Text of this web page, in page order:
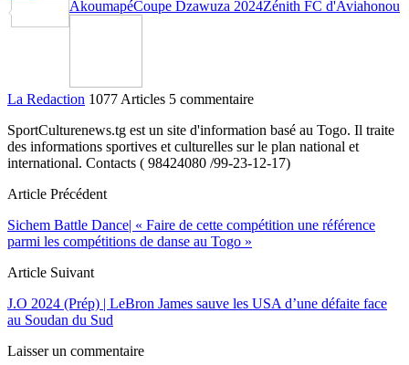
Partager
AkoumapéCoupe Dzawuza 2024Zénith FC d'Aviahonou
La Redaction 1077 Articles 5 commentaire
SportCulturenews.tg est un site d'information basé au Togo. Il traite
des informations sportives et culturelles sur le plan national et
international. Contacts ( 98424080 /99-23-12-17)
Article Précédent
Sichem Battle Dance| « Faire de cette compétition une référence
parmi les compétitions de danse au Togo »
Article Suivant
J.O 2024 (Prép) | LeBron James sauve les USA d’une défaite face
au Soudan du Sud
Laisser un commentaire